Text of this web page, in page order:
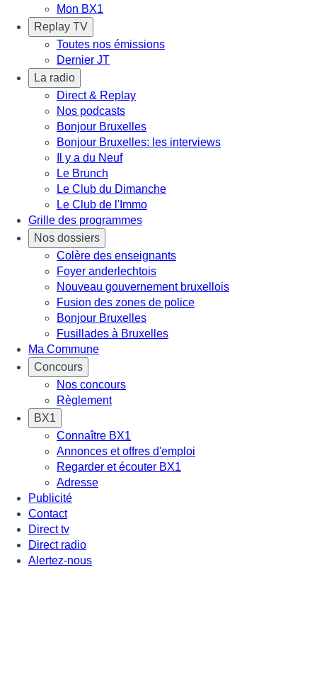
Mon BX1
Replay TV
Toutes nos émissions
Dernier JT
La radio
Direct & Replay
Nos podcasts
Bonjour Bruxelles
Bonjour Bruxelles: les interviews
Il y a du Neuf
Le Brunch
Le Club du Dimanche
Le Club de l'Immo
Grille des programmes
Nos dossiers
Colère des enseignants
Foyer anderlechtois
Nouveau gouvernement bruxellois
Fusion des zones de police
Bonjour Bruxelles
Fusillades à Bruxelles
Ma Commune
Concours
Nos concours
Règlement
BX1
Connaître BX1
Annonces et offres d'emploi
Regarder et écouter BX1
Adresse
Publicité
Contact
Direct tv
Direct radio
Alertez-nous